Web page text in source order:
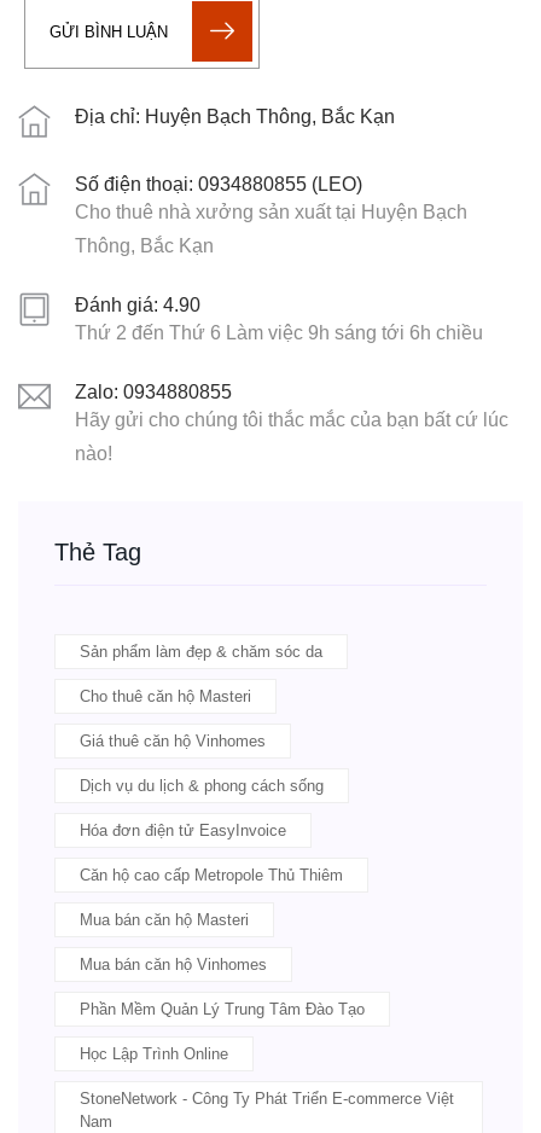
GỬI BÌNH LUẬN
Địa chỉ: Huyện Bạch Thông, Bắc Kạn
Số điện thoại: 0934880855 (LEO)
Cho thuê nhà xưởng sản xuất tại Huyện Bạch
Thông, Bắc Kạn
Đánh giá: 4.90
Thứ 2 đến Thứ 6 Làm việc 9h sáng tới 6h chiều
Zalo: 0934880855
Hãy gửi cho chúng tôi thắc mắc của bạn bất cứ lúc
nào!
Thẻ Tag
Sản phẩm làm đẹp & chăm sóc da
Cho thuê căn hộ Masteri
Giá thuê căn hộ Vinhomes
Dịch vụ du lịch & phong cách sống
Hóa đơn điện tử EasyInvoice
Căn hộ cao cấp Metropole Thủ Thiêm
Mua bán căn hộ Masteri
Mua bán căn hộ Vinhomes
Phần Mềm Quản Lý Trung Tâm Đào Tạo
Học Lập Trình Online
StoneNetwork - Công Ty Phát Triển E-commerce Việt
Nam